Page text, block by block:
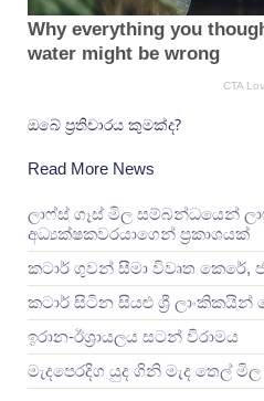
ඔබේ ප්‍රතිචාරය කුමක්ද?
Read More News
ලාෆ්ස් ගෑස් මිල සම්බන්ධයෙන්
අධ්‍යක්ෂකවරයාගෙන් ප්‍රකාශයක්
කටාර් ගුවන් සීමා විවෘත කෙරේ,
කටාර් සිටින සියළු ශ්‍රී ලාංකිකයින්
ඉරාන-ඊශ්‍රායලය සටන් විරාමය
මැදපෙරදිග යුද ගිනි මැද තෙල්